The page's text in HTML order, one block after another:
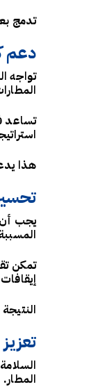
تدمج
دعم
تواجه
تساعد
هذا
يجب أن
تمكن
المطار.